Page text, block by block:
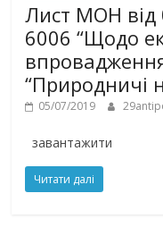
Лист МОН
6006 “Щодо
“Природничі
05/07/2019
завантажити
Читати далі